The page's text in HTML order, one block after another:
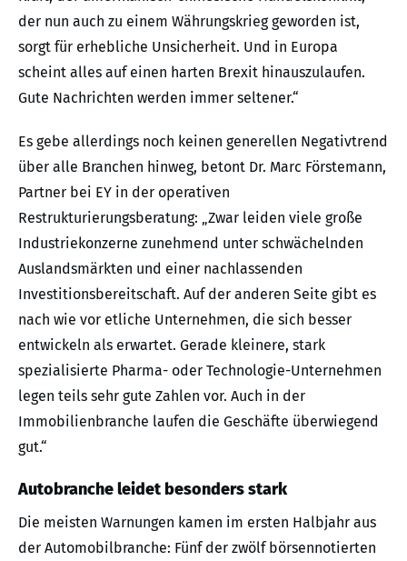
der nun auch zu einem Währungskrieg geworden ist,
sorgt für erhebliche Unsicherheit. Und in Europa
scheint alles auf einen harten Brexit hinauszulaufen.
Gute Nachrichten werden immer seltener.“
Es gebe allerdings noch keinen generellen Negativtrend
über alle Branchen hinweg, betont Dr. Marc Förstemann,
Partner bei EY in der operativen
Restrukturierungsberatung: „Zwar leiden viele große
Industriekonzerne zunehmend unter schwächelnden
Auslandsmärkten und einer nachlassenden
Investitionsbereitschaft. Auf der anderen Seite gibt es
nach wie vor etliche Unternehmen, die sich besser
entwickeln als erwartet. Gerade kleinere, stark
spezialisierte Pharma- oder Technologie-Unternehmen
legen teils sehr gute Zahlen vor. Auch in der
Immobilienbranche laufen die Geschäfte überwiegend
gut.“
Autobranche leidet besonders stark
Die meisten Warnungen kamen im ersten Halbjahr aus
der Automobilbranche: Fünf der zwölf börsennotierten